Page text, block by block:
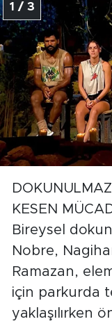
1 / 3
KESEN
Bireysel
Nobre,
Ramazan,
için parkurda
yaklaşılırken